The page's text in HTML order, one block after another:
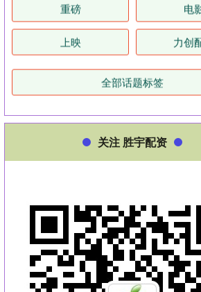
重磅 电
上映 力创
全部话题标签
关注 胜宇配资